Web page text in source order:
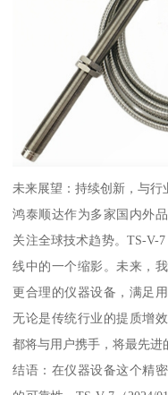
未来展望：持续创新，与行
鸿泰顺达作为多家国内外
关注全球技术趋势。TS-V-
线中的一个缩影。未来，
更合理的仪器设备，满足
无论是传统行业的提质增
都将与用户携手，将最先进
结语：在仪器设备这个精